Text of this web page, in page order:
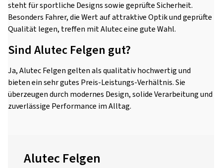
steht für sportliche Designs sowie geprüfte Sicherheit.
Besonders Fahrer, die Wert auf attraktive Optik und geprüfte
Qualität legen, treffen mit Alutec eine gute Wahl.
Sind Alutec Felgen gut?
Ja, Alutec Felgen gelten als qualitativ hochwertig und
bieten ein sehr gutes Preis-Leistungs-Verhältnis. Sie
überzeugen durch modernes Design, solide Verarbeitung und
zuverlässige Performance im Alltag.
Alutec Felgen